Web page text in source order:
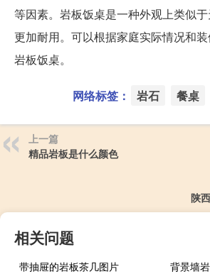
等因素。岩板饭桌是一种外观上类似于
更加耐用。可以根据家庭实际情况和
岩板饭桌。
网络标签： 岩石 餐桌
上一篇
精品岩板是什么颜色
陕
相关问题
带抽屉的岩板茶几图片
背景墙